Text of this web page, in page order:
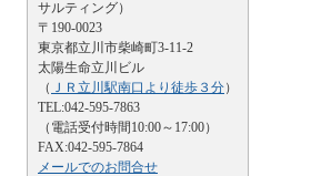
サルティング）
〒190-0023
東京都立川市柴崎町3-11-2
太陽生命立川ビル
（ ＪＲ立川駅南口より徒歩３分）
TEL:042-595-7863
（電話受付時間10:00～17:00）
FAX:042-595-7864
メールでのお問合せ